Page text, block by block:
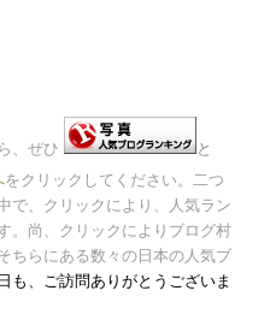
、ぜひ
と
をクリックしてください。二つ
で、クリックにより、人気ラン
。尚、クリックによりブログ村
ちらにある数々の日本の人気ブ
も、 ご訪問ありがとうございま